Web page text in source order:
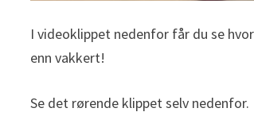
I videoklippet nedenfor får du se
enn vakkert!
Se det rørende klippet selv nedenfor.